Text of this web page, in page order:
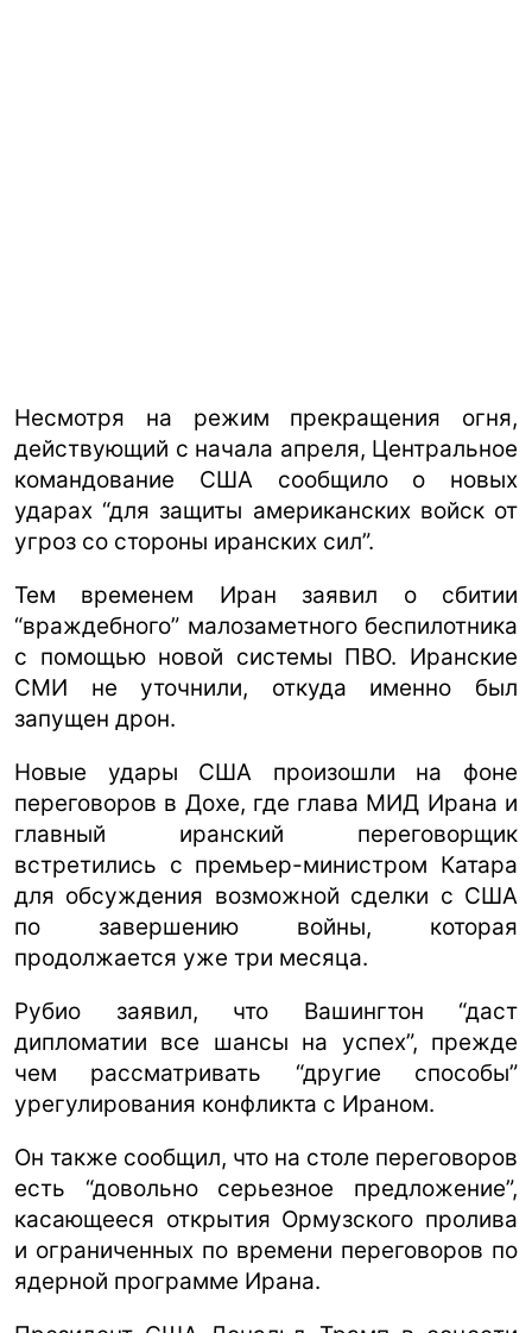
Несмотря на режим прекращения огня,
действующий с начала апреля, Центральное
командование США сообщило о новых
ударах “для защиты американских войск от
угроз со стороны иранских сил”.
Тем временем Иран заявил о сбитии
“враждебного” малозаметного беспилотника
с помощью новой системы ПВО. Иранские
СМИ не уточнили, откуда именно был
запущен дрон.
Новые удары США произошли на фоне
переговоров в Дохе, где глава МИД Ирана и
главный иранский переговорщик
встретились с премьер-министром Катара
для обсуждения возможной сделки с США
по завершению войны, которая
продолжается уже три месяца.
Рубио заявил, что Вашингтон “даст
дипломатии все шансы на успех”, прежде
чем рассматривать “другие способы”
урегулирования конфликта с Ираном.
Он также сообщил, что на столе переговоров
есть “довольно серьезное предложение”,
касающееся открытия Ормузского пролива
и ограниченных по времени переговоров по
ядерной программе Ирана.